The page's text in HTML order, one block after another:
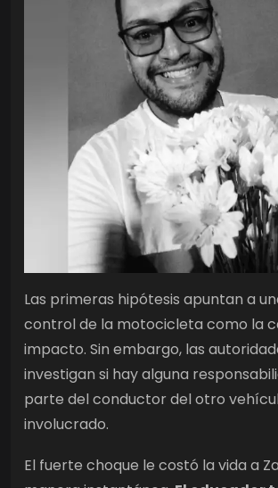
Las primeras hipótesis apuntan a
control de la motocicleta como la
impacto. Sin embargo, las
investigan si hay alguna
parte del conductor del otro
involucrado.
El fuerte choque le costó la vida a